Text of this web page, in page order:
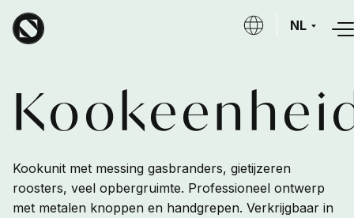
Overslaan en naar de inhoud gaan
NL
Kookunit met messing gasbranders, gietijzeren
roosters, veel opbergruimte. Professioneel ontwerp
met metalen knoppen en handgrepen. Verkrijgbaar in